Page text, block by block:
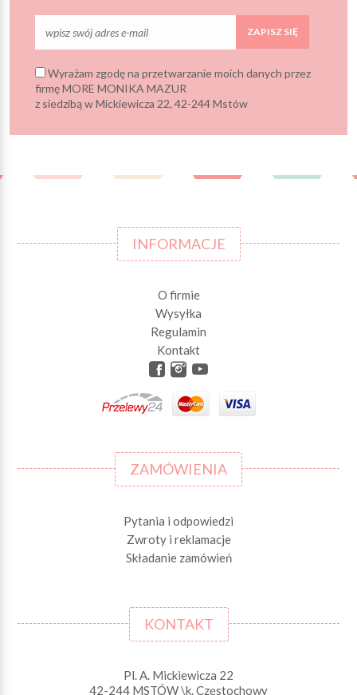
ZAPISZ SIĘ
Wyrażam zgodę na przetwarzanie moich danych przez
firmę MORE MONIKA MAZUR
z siedzibą w Mickiewicza 22, 42-244 Mstów
INFORMACJE
O firmie
Wysyłka
Regulamin
Kontakt
ZAMÓWIENIA
Pytania i odpowiedzi
Zwroty i reklamacje
Składanie zamówień
KONTAKT
Pl. A. Mickiewicza 22
42-244 MSTÓW \k. Częstochowy